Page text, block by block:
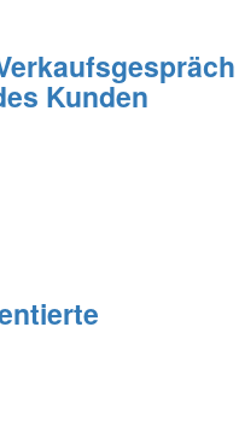
Kunden